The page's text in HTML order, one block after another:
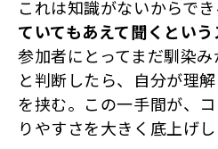
これは知識がないからでき
ていてもあえて聞くという
参加者にとってまだ馴染み
と判断したら、自分が理
を挟む。この一手間が、
りやすさを大きく底上げし